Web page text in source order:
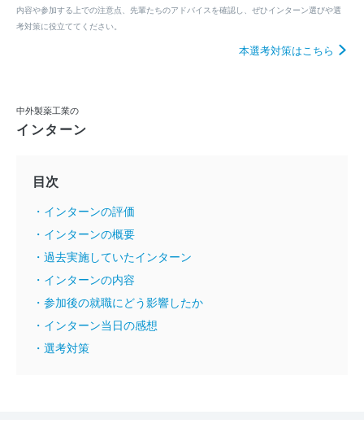
内容や参加する上での注意点、先輩たちのアドバイスを確認し、ぜひインターン選びや選
考対策に役立ててください。
本選考対策はこちら
中外製薬工業の
インターン
目次
・インターンの評価
・インターンの概要
・過去実施していたインターン
・インターンの内容
・参加後の就職にどう影響したか
・インターン当日の感想
・選考対策